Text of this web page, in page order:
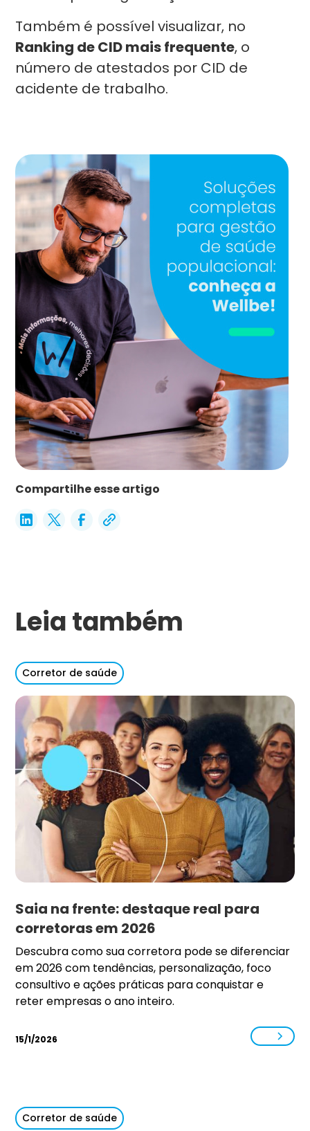
Também é possível visualizar, no
Ranking de CID mais frequente, o
número de atestados por CID de
acidente de trabalho.
Compartilhe esse artigo
Leia também
Corretor de saúde
Saia na frente: destaque real para
corretoras em 2026
Descubra como sua corretora pode se diferenciar
em 2026 com tendências, personalização, foco
consultivo e ações práticas para conquistar e
reter empresas o ano inteiro.
15/1/2026
Corretor de saúde